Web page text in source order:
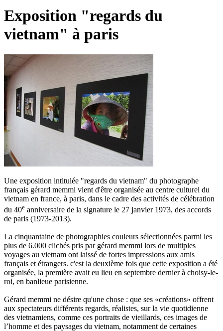
Exposition "regards du
vietnam" à paris
Une exposition intitulée "regards du vietnam" du photographe
français gérard memmi vient d'être organisée au centre culturel du
vietnam en france, à paris, dans le cadre des activités de célébration
du 40e anniversaire de la signature le 27 janvier 1973, des accords
de paris (1973-2013).
La cinquantaine de photographies couleurs sélectionnées parmi les
plus de 6.000 clichés pris par gérard memmi lors de multiples
voyages au vietnam ont laissé de fortes impressions aux amis
français et étrangers. c'est la deuxième fois que cette exposition a été
organisée, la première avait eu lieu en septembre dernier à choisy-le-
roi, en banlieue parisienne.
Gérard memmi ne désire qu'une chose : que ses «créations» offrent
aux spectateurs différents regards, réalistes, sur la vie quotidienne
des vietnamiens, comme ces portraits de vieillards, ces images de
l’homme et des paysages du vietnam, notamment de certaines